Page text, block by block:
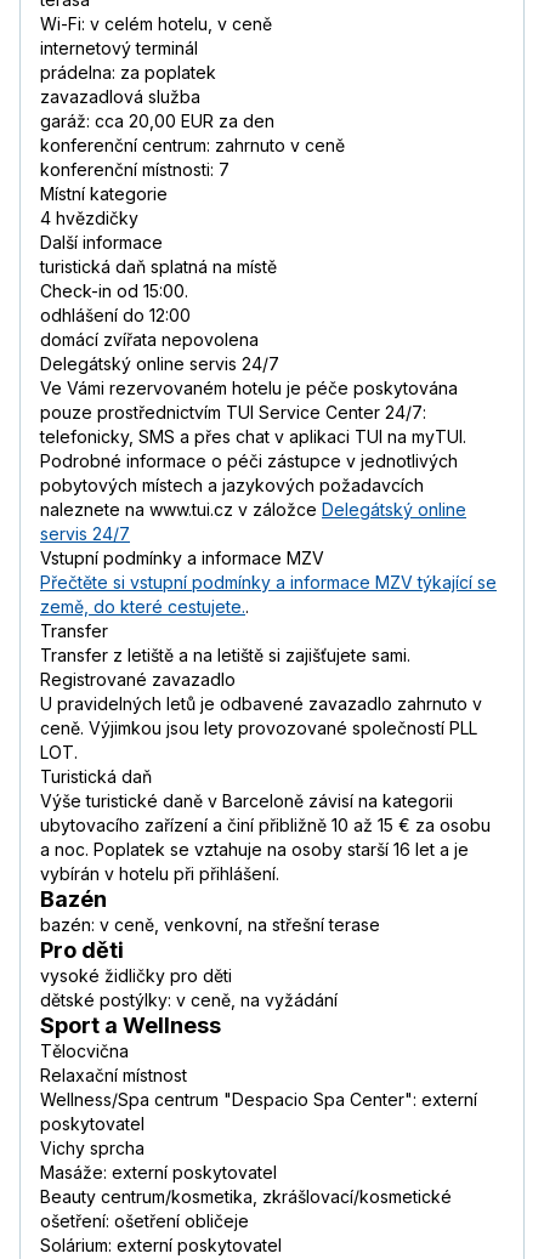
Wi-Fi: v celém hotelu, v ceně
internetový terminál
prádelna: za poplatek
zavazadlová služba
garáž: cca 20,00 EUR za den
konferenční centrum: zahrnuto v ceně
konferenční místnosti: 7
Místní kategorie
4 hvězdičky
Další informace
turistická daň splatná na místě
Check-in od 15:00.
odhlášení do 12:00
domácí zvířata nepovolena
Delegátský online servis 24/7
Ve Vámi rezervovaném hotelu je péče poskytována
pouze prostřednictvím TUI Service Center 24/7:
telefonicky, SMS a přes chat v aplikaci TUI na myTUI.
Podrobné informace o péči zástupce v jednotlivých
pobytových místech a jazykových požadavcích
naleznete na www.tui.cz v záložce Delegátský online
servis 24/7
Vstupní podmínky a informace MZV
Přečtěte si vstupní podmínky a informace MZV týkající se
země, do které cestujete..
Transfer
Transfer z letiště a na letiště si zajišťujete sami.
Registrované zavazadlo
U pravidelných letů je odbavené zavazadlo zahrnuto v
ceně. Výjimkou jsou lety provozované společností PLL
LOT.
Turistická daň
Výše turistické daně v Barceloně závisí na kategorii
ubytovacího zařízení a činí přibližně 10 až 15 € za osobu
a noc. Poplatek se vztahuje na osoby starší 16 let a je
vybírán v hotelu při přihlášení.
Bazén
bazén: v ceně, venkovní, na střešní terase
Pro děti
vysoké židličky pro děti
dětské postýlky: v ceně, na vyžádání
Sport a Wellness
Tělocvična
Relaxační místnost
Wellness/Spa centrum "Despacio Spa Center": externí
poskytovatel
Vichy sprcha
Masáže: externí poskytovatel
Beauty centrum/kosmetika, zkrášlovací/kosmetické
ošetření: ošetření obličeje
Solárium: externí poskytovatel